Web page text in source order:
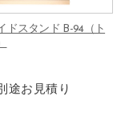
ドスタンド B-94（ト
途お見積り